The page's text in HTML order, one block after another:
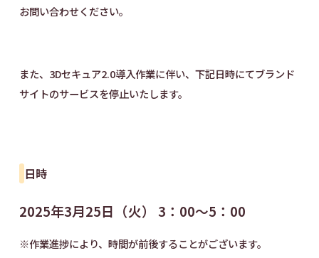
お問い合わせください。
また、3Dセキュア2.0導入作業に伴い、下記日時にてブランド
サイトのサービスを停止いたします。
日時
2025年3月25日（火） 3：00～5：00
※作業進捗により、時間が前後することがございます。